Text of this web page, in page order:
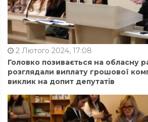
2 Лютого 2024, 17:08
Головко позивається на обласну
розглядали виплату грошової
виклик на допит депутатів